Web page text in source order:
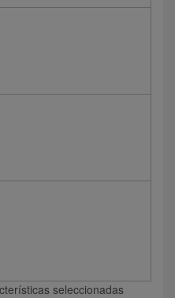
seleccionadas